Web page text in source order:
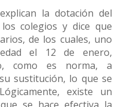
la dotación del
colegios y dice que
de los cuales, uno
el 12 de enero,
como es norma, a
sustitución, lo que se
existe un